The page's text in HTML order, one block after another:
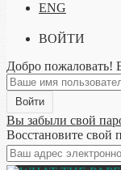
ENG
ВОЙТИ
Добро пожаловать!
Вы забыли свой
Восстановите свой